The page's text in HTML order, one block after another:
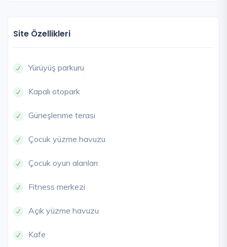
Site Özellikleri
Yürüyüş parkuru
Kapalı otopark
Güneşlenme terası
Çocuk yüzme havuzu
Çocuk oyun alanları
Fitness merkezi
Açık yüzme havuzu
Kafe